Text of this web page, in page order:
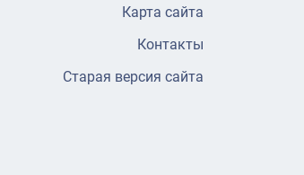
Карта сайта
Контакты
Старая версия сайта